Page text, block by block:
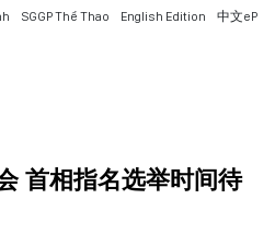
注入新动力
议：公开特殊政策适用范围内的
见美国驻越南大使詹妮弗·威克
SGGP Thể Thao English Edition 中文
首相指名选举时间待